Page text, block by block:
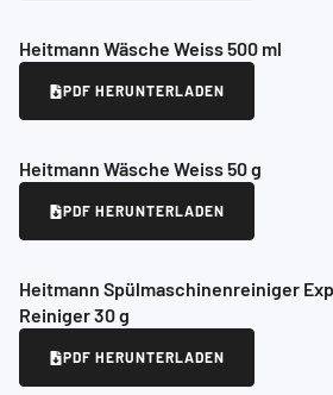
Heitmann Wäsche Weiss 500 ml
PDF HERUNTERLADEN
Heitmann Wäsche Weiss 50 g
PDF HERUNTERLADEN
Heitmann Spülmaschinenreiniger
Reiniger 30 g
PDF HERUNTERLADEN